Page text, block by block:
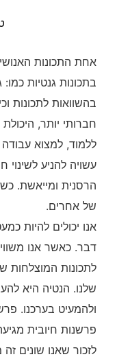
אחת התכונות
בתכונות גנטיות
בהשוואות לתכונות
חברותי יותר,
ללמוד, למצוא עבודה
עשויה להניע
הרסנית ומייאשת.
של אחרים.
אנו יכולים להיות
דבר. כאשר אנו
לתכונות המוצלחות
שלנו. הנטיה היא
ולהמעיט בערכנו.
פרשנות חיובית
לזכור שאנו שונים